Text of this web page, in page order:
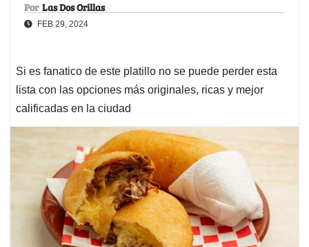
Por Las Dos Orillas
FEB 29, 2024
Si es fanatico de este platillo no se puede perder esta
lista con las opciones más originales, ricas y mejor
calificadas en la ciudad